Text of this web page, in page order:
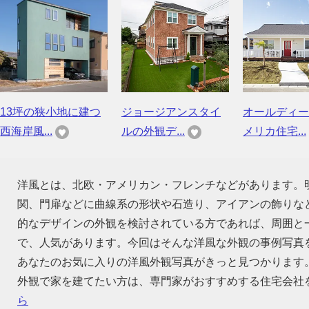
13坪の狭小地に建つ
西海岸風...
ジョージアンスタイ
ルの外観デ...
オールディ
メリカ住宅...
洋風とは、北欧・アメリカン・フレンチなどがあります
関、門扉などに曲線系の形状や石造り、アイアンの飾り
的なデザインの外観を検討されている方であれば、周囲
で、人気があります。今回はそんな洋風な外観の事例写
あなたのお気に入りの洋風外観写真がきっと見つかりま
外観で家を建てたい方は、専門家がおすすめする住宅会
ら